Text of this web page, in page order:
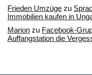
Frieden Umzüge zu
Immobilien kaufen in
Marion zu Facebook-
Auffangstation die